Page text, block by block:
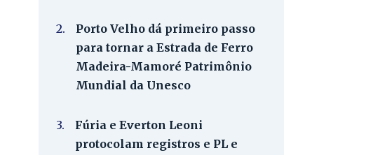
2.
Porto Velho dá primeiro passo
para tornar a Estrada de Ferro
Madeira-Mamoré Patrimônio
Mundial da Unesco
3.
Fúria e Everton Leoni
protocolam registros e PL e